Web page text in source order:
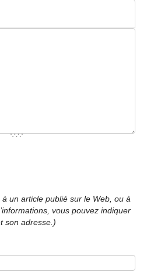
un article publié sur le Web, ou à
vous pouvez indiquer
son adresse.)